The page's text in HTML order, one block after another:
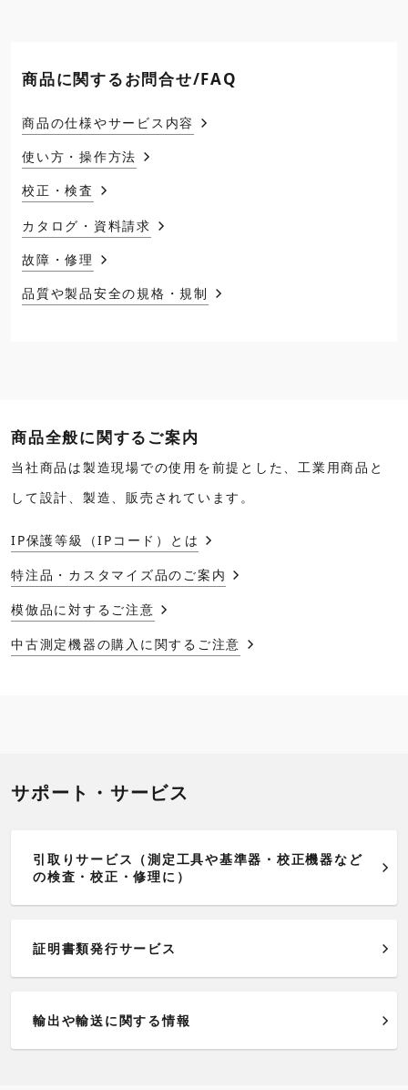
商品に関するお問合せ/FAQ
商品の仕様やサービス内容
使い方・操作方法
校正・検査
カタログ・資料請求
故障・修理
品質や製品安全の規格・規制
商品全般に関するご案内
当社商品は製造現場での使用を前提とした、工業用商品と
して設計、製造、販売されています。
IP保護等級（IPコード）とは
特注品・カスタマイズ品のご案内
模倣品に対するご注意
中古測定機器の購入に関するご注意
サポート・サービス
引取りサービス（測定工具や基準器・校正機器など
の検査・校正・修理に）
証明書類発行サービス
輸出や輸送に関する情報